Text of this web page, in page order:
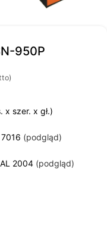
950P
szer. x gł.)
(podgląd)
2004 (podgląd)